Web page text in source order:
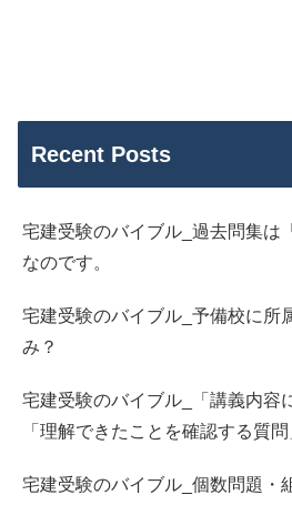
Recent Posts
宅建受験のバイブル_過去問集は
なのです。
宅建受験のバイブル_予備校に所
み？
宅建受験のバイブル_「講義内容
「理解できたことを確認する質問
宅建受験のバイブル_個数問題・